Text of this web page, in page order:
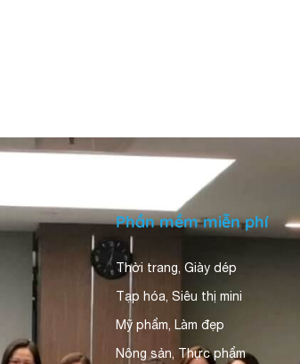
Phần mềm miễn phí
Thời trang, Giày dép
Tạp hóa, Siêu thị mini
Mỹ phẩm, Làm đẹp
Nông sản, Thực phẩm